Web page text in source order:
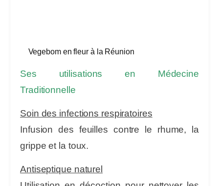
Vegebom en fleur à la Réunion
Ses utilisations en Médecine
Traditionnelle
Soin des infections respiratoires
Infusion des feuilles contre le rhume, la
grippe et la toux.
Antiseptique naturel